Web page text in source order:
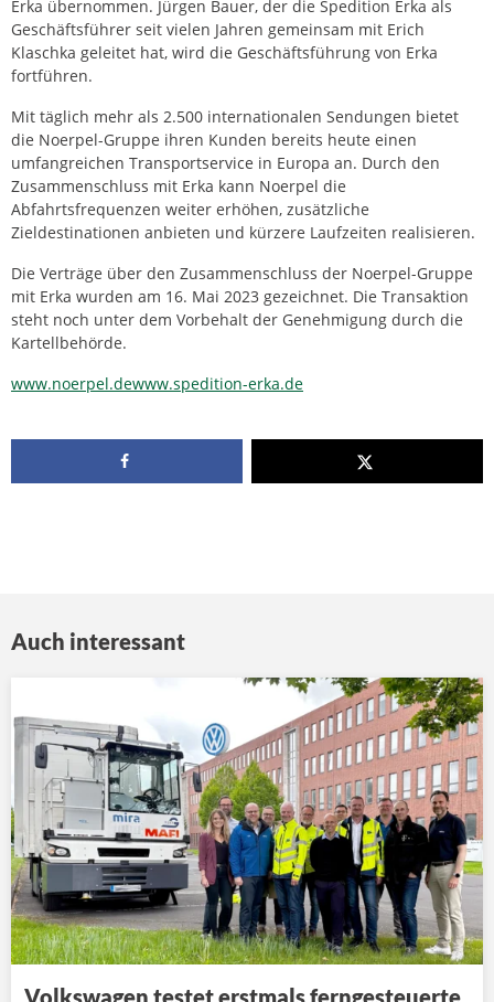
Erka übernommen. Jürgen Bauer, der die Spedition Erka als
Geschäftsführer seit vielen Jahren gemeinsam mit Erich
Klaschka geleitet hat, wird die Geschäftsführung von Erka
fortführen.
Mit täglich mehr als 2.500 internationalen Sendungen bietet
die Noerpel-Gruppe ihren Kunden bereits heute einen
umfangreichen Transportservice in Europa an. Durch den
Zusammenschluss mit Erka kann Noerpel die
Abfahrtsfrequenzen weiter erhöhen, zusätzliche
Zieldestinationen anbieten und kürzere Laufzeiten realisieren.
Die Verträge über den Zusammenschluss der Noerpel-Gruppe
mit Erka wurden am 16. Mai 2023 gezeichnet. Die Transaktion
steht noch unter dem Vorbehalt der Genehmigung durch die
Kartellbehörde.
www.noerpel.dewww.spedition-erka.de
Auch interessant
Volkswagen testet erstmals ferngesteuerte